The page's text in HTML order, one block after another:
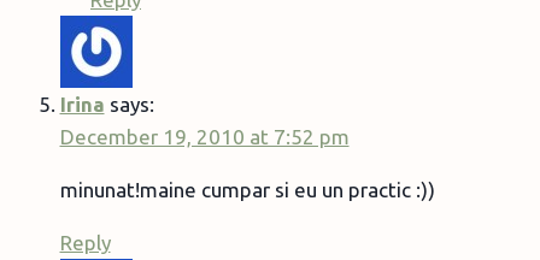
Irina says:
December 19, 2010 at 7:52 pm
minunat!maine cumpar si eu un practic :))
Reply